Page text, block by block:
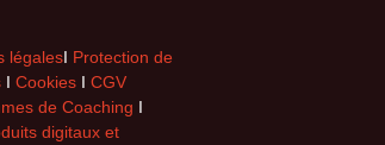
légalesI Protection de
I Cookies I CGV
de Coaching I
digitaux et